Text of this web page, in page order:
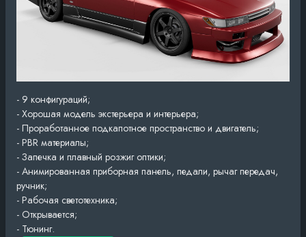
- 9 конфигураций;
- Хорошая модель экстерьера и интерьера;
- Проработанное подкапотное пространство и двигатель;
- PBR материалы;
- Запечка и плавный розжиг оптики;
- Анимированная приборная панель, педали, рычаг передач,
ручник;
- Рабочая светотехника;
- Открывается;
- Тюнинг.